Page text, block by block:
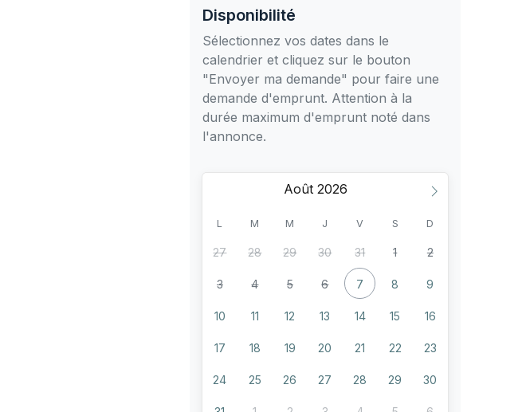
Disponibilité
Sélectionnez vos dates dans le
calendrier et cliquez sur le bouton
"Envoyer ma demande" pour faire une
demande d'emprunt. Attention à la
durée maximum d'emprunt noté dans
l'annonce.
Août
L M M J V S D
27 28 29 30 31 1 2
3 4 5 6 7 8 9
10 11 12 13 14 15 16
17 18 19 20 21 22 23
24 25 26 27 28 29 30